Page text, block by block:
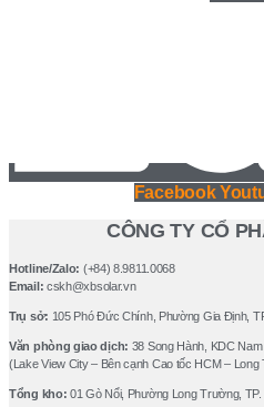
Facebook
CÔNG TY CỔ
Hotline/Zalo: (+84) 8.9811.0068
Email: cskh@xbsolar.vn
Trụ sở: 105 Phó Ðức Chính, Phường Gia Ðịnh,
Văn phòng giao dịch: 38 Song Hành, KDC
(Lake View City – Bên cạnh Cao tốc HCM – Long
Tổng kho: 01 Gò Nổi, Phường Long Trường,